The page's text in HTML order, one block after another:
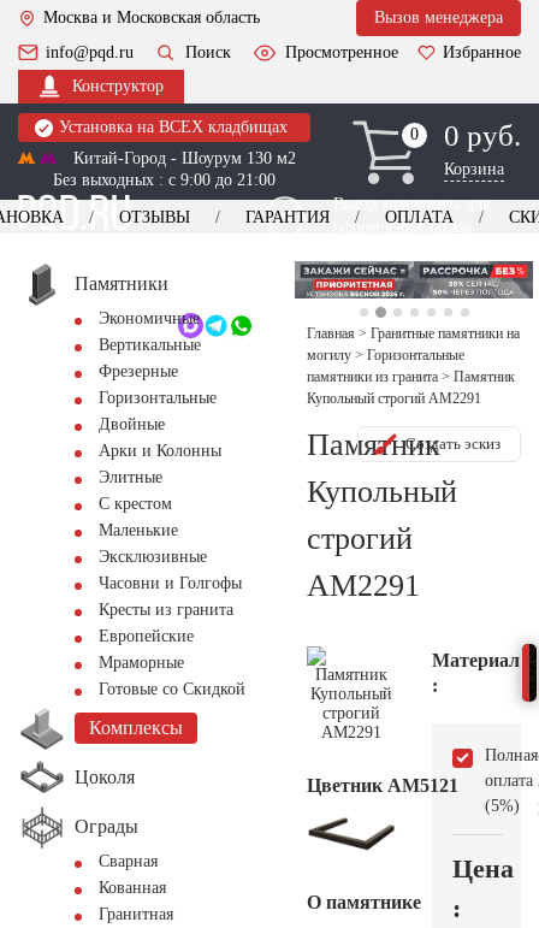
Москва и Московская область
Вызов менеджера
info@pqd.ru
Поиск Просмотренное
Избранное
Конструктор
Установка на ВСЕХ кладбищах
Китай-Город - Шоурум 130 м2
Без выходных : с 9:00 до 21:00
0
0 0 руб.
Корзина
Выезд менеджера для
оформления заказа
+7 (495) 518-44-23
Обратный звонок
ОТЗЫВЫ ГАРАНТИЯ ОПЛАТА
Памятники
Экономичные
Вертикальные
Фрезерные
Горизонтальные
Двойные
Арки и Колонны
Элитные
С крестом
Маленькие
Эксклюзивные
Часовни и Голгофы
Кресты из гранита
Европейские
Мраморные
Готовые со Скидкой
Комплексы
Цоколя
Ограды
Сварная
Кованная
Гранитная
Главная > Гранитные памятники на
могилу > Горизонтальные
памятники из гранита > Памятник
Купольный строгий AM2291
Памятник
Купольный
строгий
AM2291
Создать эскиз
Цветник АМ5121
О памятнике
Материал
:
Полная
оплата
(5%)
Цена
: